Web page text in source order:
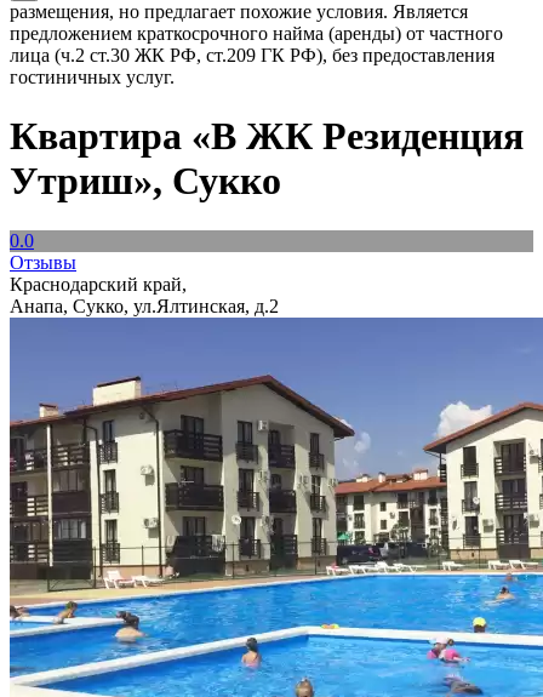
размещения, но предлагает похожие условия. Является
предложением краткосрочного найма (аренды) от частного
лица (ч.2 ст.30 ЖК РФ, ст.209 ГК РФ), без предоставления
гостиничных услуг.
Квартира «В ЖК Резиденция
Утриш», Сукко
0.0
Отзывы
Краснодарский край,
Анапа, Сукко, ул.Ялтинская, д.2